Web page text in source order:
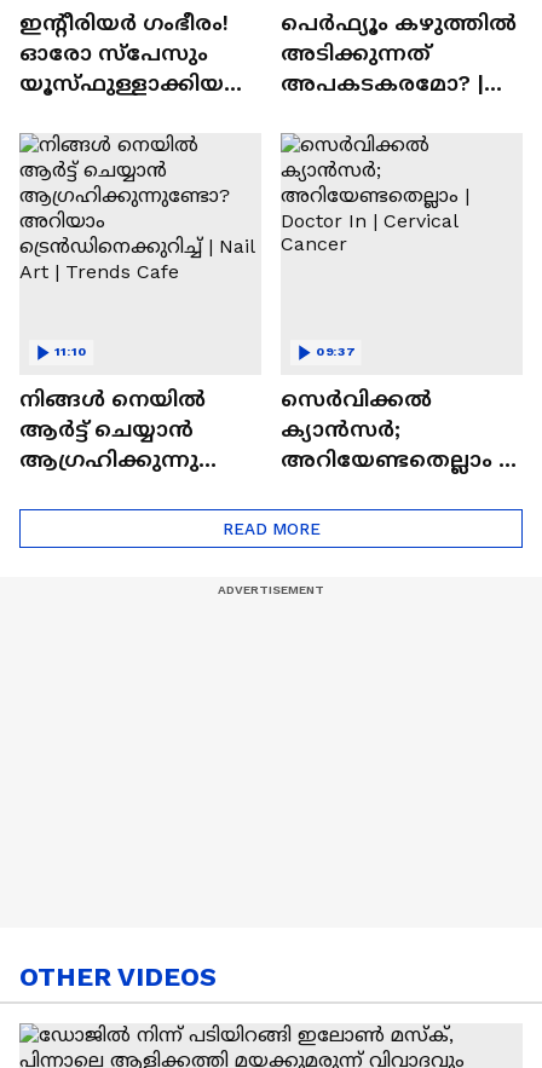
ഇന്റീരിയർ ഗംഭീരം!
ഓരോ സ്‌പേസും
യൂസ്ഫുള്ളാക്കിയ
പെർഫ്യൂം കഴുത്തിൽ
അടിക്കുന്നത്
അപകടകരമോ? |
നിങ്ങൾ നെയിൽ
ആർട്ട് ചെയ്യാൻ
ആഗ്രഹിക്കുന്നുണ്ടോ
ട്രെൻഡിനെക്കുറിച്ച് |
Nail Art | Trends Cafe
11:10
സെർവിക്കൽ
ക്യാൻസർ;
അറിയേണ്ടതെല്ലാം |
Cancer
09:37
READ MORE
OTHER VIDEOS